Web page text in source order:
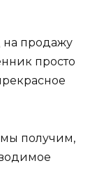
на продажу
просто
мы получим,